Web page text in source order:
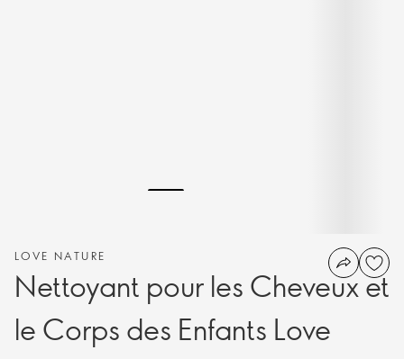
LOVE NATURE
Nettoyant pour les Cheveux et
le Corps des Enfants Love